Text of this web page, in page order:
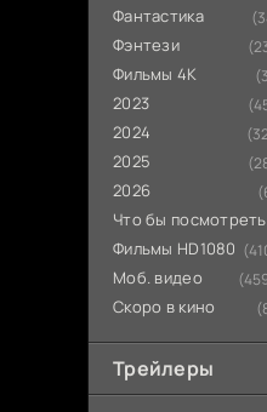
Фантастика
Фэнтези
Фильмы 4К
2023
2024
2025
2026
Что бы
Фильмы HD1080
Моб. видео
Скоро в кино
Трейлеры